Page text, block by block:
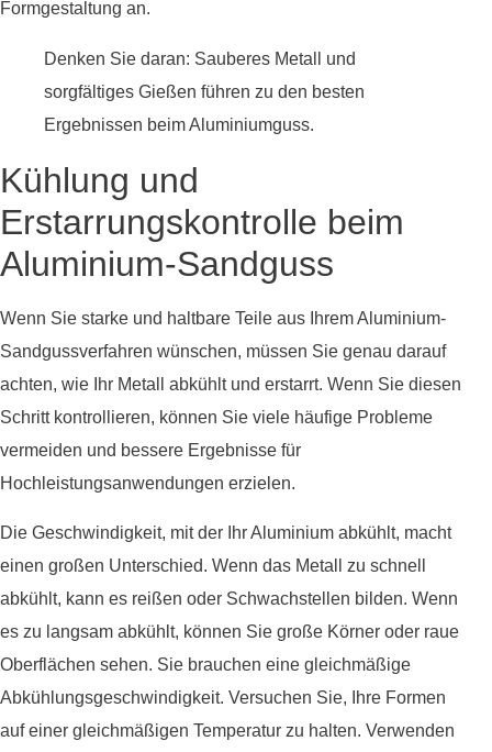
Formgestaltung an.
Denken Sie daran: Sauberes Metall und
sorgfältiges Gießen führen zu den besten
Ergebnissen beim Aluminiumguss.
Kühlung und
Erstarrungskontrolle beim
Aluminium-Sandguss
Wenn Sie starke und haltbare Teile aus Ihrem Aluminium-
Sandgussverfahren wünschen, müssen Sie genau darauf
achten, wie Ihr Metall abkühlt und erstarrt. Wenn Sie diesen
Schritt kontrollieren, können Sie viele häufige Probleme
vermeiden und bessere Ergebnisse für
Hochleistungsanwendungen erzielen.
Die Geschwindigkeit, mit der Ihr Aluminium abkühlt, macht
einen großen Unterschied. Wenn das Metall zu schnell
abkühlt, kann es reißen oder Schwachstellen bilden. Wenn
es zu langsam abkühlt, können Sie große Körner oder raue
Oberflächen sehen. Sie brauchen eine gleichmäßige
Abkühlungsgeschwindigkeit. Versuchen Sie, Ihre Formen
auf einer gleichmäßigen Temperatur zu halten. Verwenden